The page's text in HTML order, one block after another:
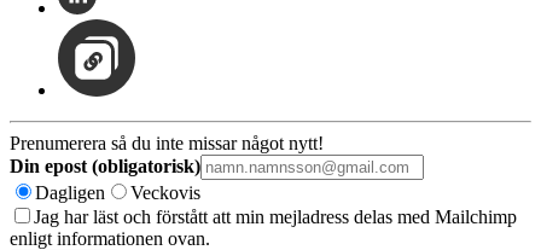
Prenumerera så du inte missar något nytt!
Din epost (obligatorisk)
Dagligen
Veckovis
Jag har läst och förstått att min mejladress delas med Mailchimp
enligt informationen ovan.